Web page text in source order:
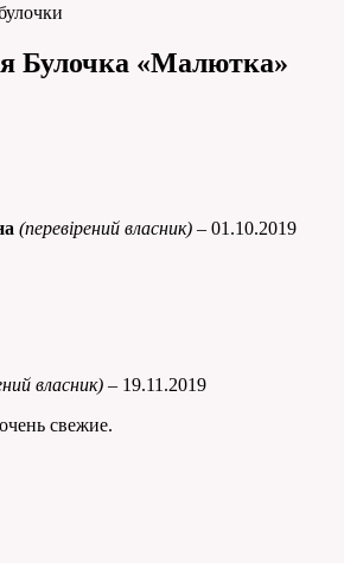
Булочка «Малютка»
(перевірений власник) – 01.10.2019
власник) – 19.11.2019
свежие.